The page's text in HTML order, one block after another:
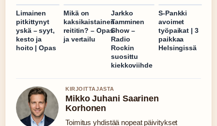
Limainen
pitkittynyt
yskä – syyt,
kesto ja
hoito | Opas
Mikä on
kaksikaistainen
reititin? – Opas
ja vertailu
Jarkko
Tamminen
Show –
Radio
Rockin
suosittu
kiekkoviihde
S-Pankki
avoimet
työpaikat | 3
paikkaa
Helsingissä
KIRJOITTAJASTA
Mikko Juhani Saarinen
Korhonen
Toimitus yhdistää nopeat päivitykset